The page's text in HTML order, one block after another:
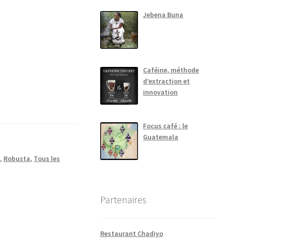
, Robusta, Tous les
Jebena Buna
Caféine, méthode
d’extraction et
innovation
Focus café : le
Guatemala
Partenaires
Restaurant Chadiyo